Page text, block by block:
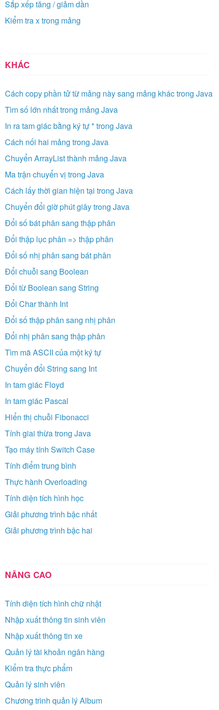
Sắp xếp tăng / giảm dần
Kiểm tra x trong mảng
KHÁC
Cách copy phần tử từ mảng này sang mảng khác trong Java
Tìm số lớn nhất trong mảng Java
In ra tam giác bằng ký tự * trong Java
Cách nối hai mảng trong Java
Chuyển ArrayList thành mảng Java
Ma trận chuyển vị trong Java
Cách lấy thời gian hiện tại trong Java
Chuyển đổi giờ phút giây trong Java
Đổi số bát phân sang thập phân
Đổi thập lục phân => thập phân
Đổi số nhị phân sang bát phân
Đổi chuỗi sang Boolean
Đổi từ Boolean sang String
Đổi Char thành Int
Đổi số thập phân sang nhị phân
Đổi nhị phân sang thập phân
Tìm mã ASCII của một ký tự
Chuyển đổi String sang Int
In tam giác Floyd
In tam giác Pascal
Hiển thị chuỗi Fibonacci
Tính giai thừa trong Java
Tạo máy tính Switch Case
Tính điểm trung bình
Thực hành Overloading
Tính diện tích hình học
Giải phương trình bậc nhất
Giải phương trình bậc hai
NÂNG CAO
Tính diện tích hình chữ nhật
Nhập xuất thông tin sinh viên
Nhập xuất thông tin xe
Quản lý tài khoản ngân hàng
Kiểm tra thực phẩm
Quản lý sinh viên
Chương trình quản lý Album